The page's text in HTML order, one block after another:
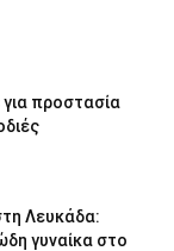
προστασία
Λευκάδα:
γυναίκα στο